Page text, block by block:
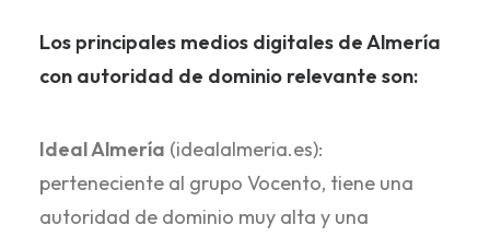
Los principales medios digitales de Almería
con autoridad de dominio relevante son:
Ideal Almería (idealalmeria.es):
perteneciente al grupo Vocento, tiene una
autoridad de dominio muy alta y una